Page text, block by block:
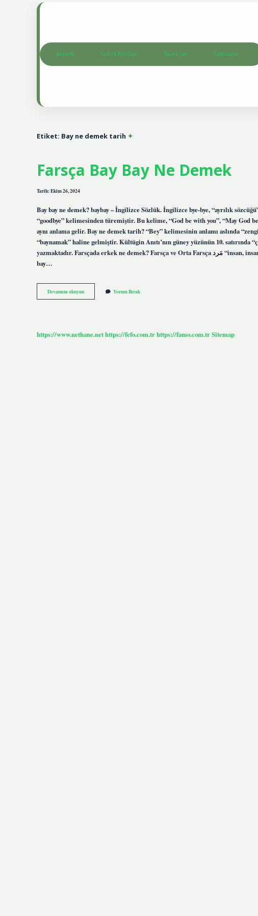
Anasayfa Gizlilik Politikası Yasal Uyarı Hakkımızda
Etiket: Bay ne demek tarih
Farsça Bay Bay Ne Demek
Tarih: Ekim 26, 2024
Bay bay ne demek? baybay – İngilizce Sözlük. İngilizce bye-bye, “ayrılık
“goodbye” kelimesinden türemiştir. Bu kelime, “God be with you”, “May
aynı anlama gelir. Bay ne demek tarih? “Bey” kelimesinin anlamı aslında
“baynamak” haline gelmiştir. Kültügin Anıtı’nın güney yüzünün 10.
yazmaktadır. Farsçada erkek ne demek? Farsça ve Orta Farsça مَرد‎ “insan, insan, erkek” kelimesinden türetilmiş bir kelimedir. Telefonda bay
bay…
Devamını okuyunFarsça
Bay
Yorum Bırak
https://www.nethane.nethttps://fefo.com.trhttps://famo.com.trSitemap